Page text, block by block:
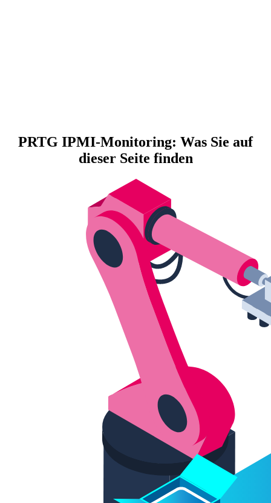
PRTG IPMI-Monitoring: Was Sie auf
dieser Seite finden